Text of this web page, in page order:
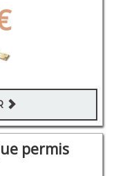
permis